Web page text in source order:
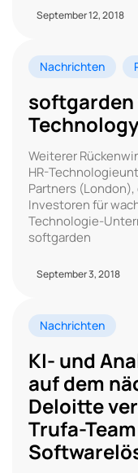
September 12, 2018
Nachrichten
Weiterer
HR-
Partners
Investoren für
Technologie-
softgarden
September 3, 2018
Nachrichten
KI- und
auf dem
Deloitte
Trufa-